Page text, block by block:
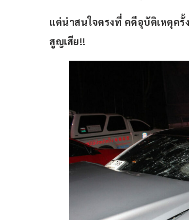
แต่น่าสนใจตรงที่ คดีอุบัติเหตุครั้
สูญเสีย!!